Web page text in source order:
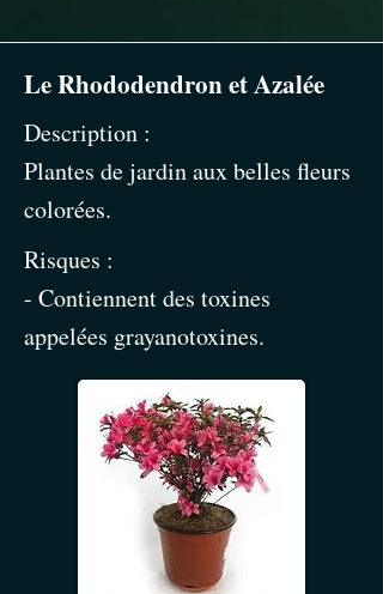
Le Rhododendron et Azalée
Description :
Plantes de jardin aux belles fleurs
colorées.
Risques :
- Contiennent des toxines
appelées grayanotoxines.